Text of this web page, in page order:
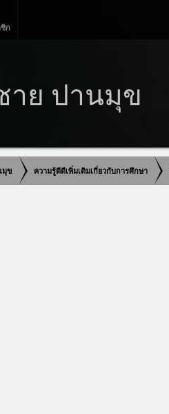
ก
าย ปานมุข
มุข ความรู้ดีดีเพิ่มเติมเกี่ยวกับการศึกษา